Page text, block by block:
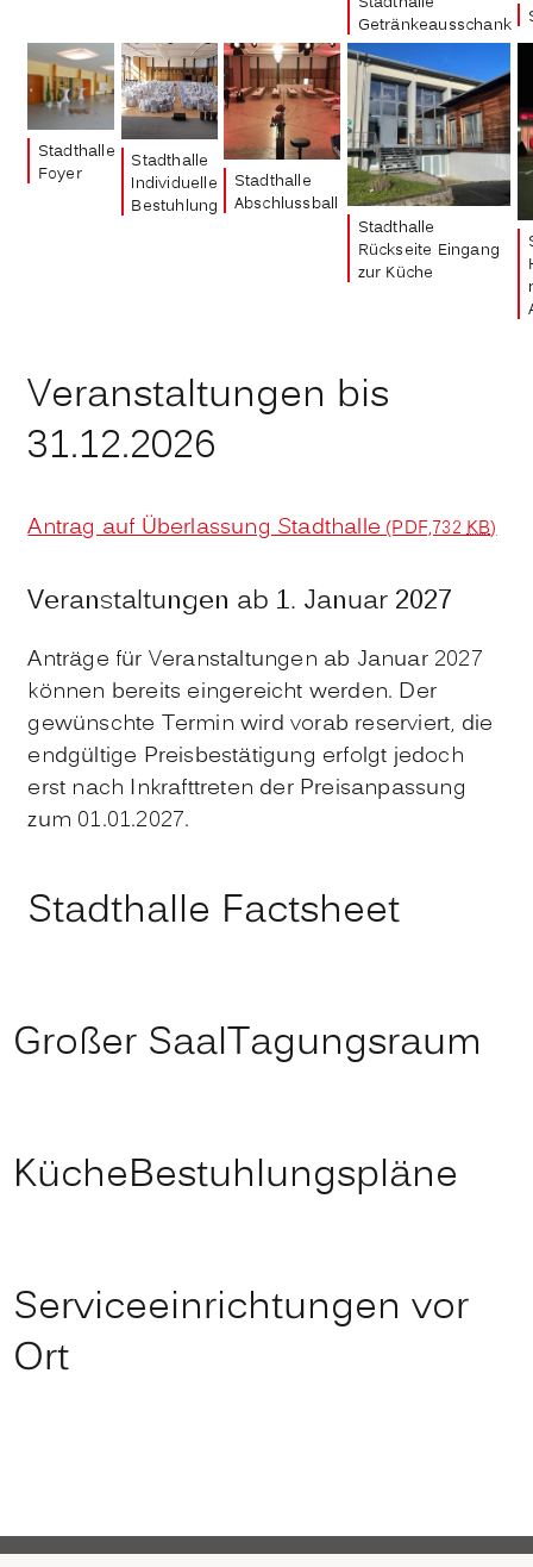
Getränkeausschank
Stadthalle
Foyer
Stadthalle
Individuelle
Bestuhlung
Stadthalle
Abschlussball
Stadthalle
Rückseite Eingang
zur Küche
Veranstaltungen bis
31.12.2026
Antrag auf Überlassung Stadthalle(PDF,732KB)
Veranstaltungen ab 1. Januar 2027
Anträge für Veranstaltungen ab Januar 2027
können bereits eingereicht werden. Der
gewünschte Termin wird vorab reserviert, die
endgültige Preisbestätigung erfolgt jedoch
erst nach Inkrafttreten der Preisanpassung
zum 01.01.2027.
Stadthalle Factsheet
Großer SaalTagungsraum
KücheBestuhlungspläne
Serviceeinrichtungen vor
Ort